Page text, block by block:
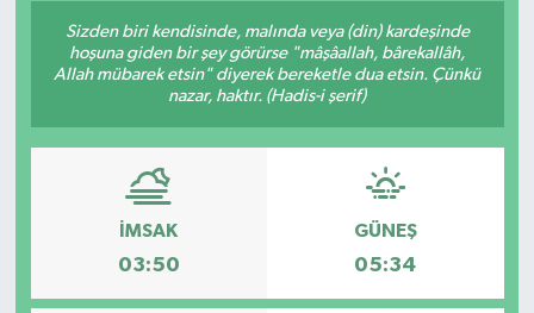
Sizden biri kendisinde, malında veya (din) kardeşinde
hoşuna giden bir şey görürse "mâşâallah, bârekallâh,
Allah mübarek etsin" diyerek bereketle dua etsin. Çünkü
nazar, haktır. (Hadis-i şerif)
İMSAK
03:50
GÜNEŞ
05:34
Siyaset
Vefat Edenler
Video Galeri